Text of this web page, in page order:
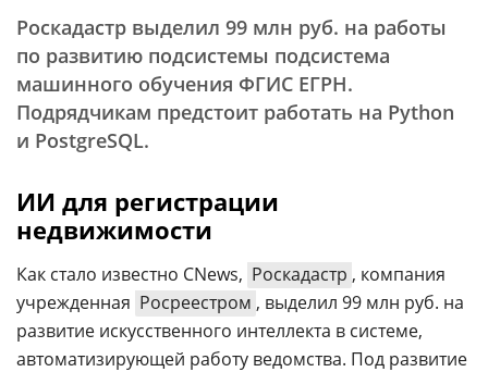
Роскадастр выделил 99 млн руб. на работы
по развитию подсистемы подсистема
машинного обучения ФГИС ЕГРН.
Подрядчикам предстоит работать на Python
и PostgreSQL.
ИИ для регистрации
недвижимости
Как стало известно CNews, Роскадастр , компания
учрежденная Росреестром , выделил 99 млн руб. на
развитие искусственного интеллекта в системе,
автоматизирующей работу ведомства. Под развитие